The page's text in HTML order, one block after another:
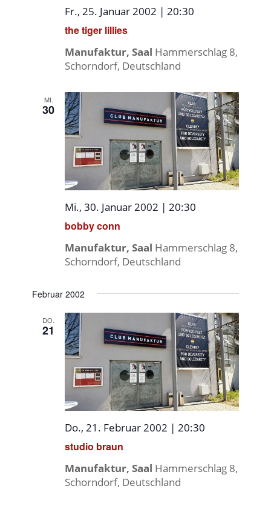
the tiger lillies
Fr., 25. Januar 2002 | 20:30
Manufaktur, Saal Hammerschlag 8,
Schorndorf, Deutschland
MI.
30
bobby conn
Mi., 30. Januar 2002 | 20:30
Manufaktur, Saal Hammerschlag 8,
Schorndorf, Deutschland
Februar 2002
DO.
21
studio braun
Do., 21. Februar 2002 | 20:30
Manufaktur, Saal Hammerschlag 8,
Schorndorf, Deutschland